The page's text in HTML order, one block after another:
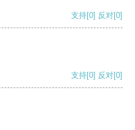
支持[0] 反对[0]
支持[0] 反对[0]